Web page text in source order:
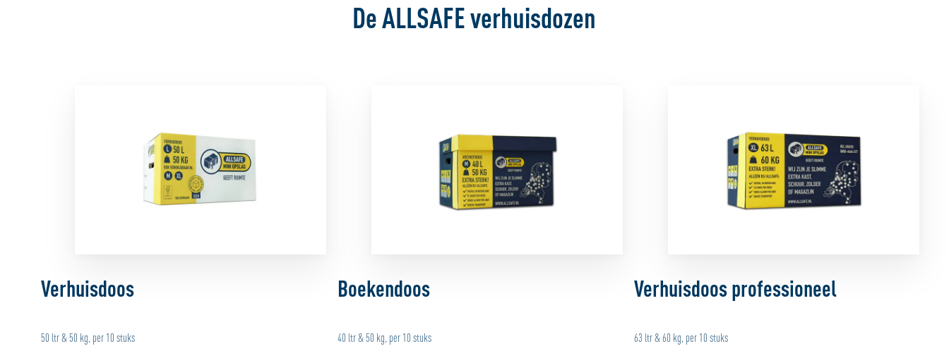
De ALLSAFE verhuisdozen
Verhuisdoos
50 ltr & 50 kg, per 10 stuks
Boekendoos
40 ltr & 50 kg, per 10 stuks
Verhuisdoos professioneel
63 ltr & 60 kg, per 10 stuks